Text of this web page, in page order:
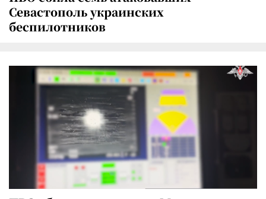
Севастополь украинских
беспилотников